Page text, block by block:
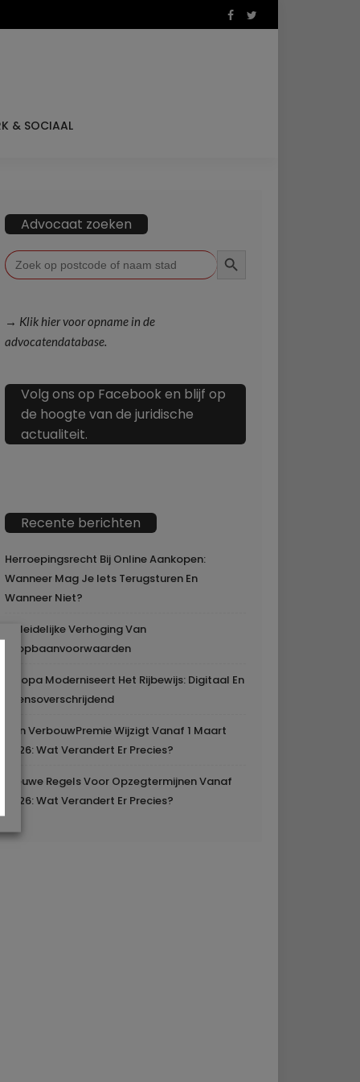
& SOCIAAL
Advocaat zoeken
Zoek
naar:
→ Klik hier voor opname in de
advocatendatabase.
Volg ons op Facebook en blijf op
de hoogte van de juridische
actualiteit.
Recente berichten
Herroepingsrecht Bij Online Aankopen:
Wanneer Mag Je Iets Terugsturen En
Wanneer Niet?
Geleidelijke Verhoging Van
Loopbaanvoorwaarden
Europa Moderniseert Het Rijbewijs: Digitaal En
Grensoverschrijdend
Mijn VerbouwPremie Wijzigt Vanaf 1 Maart
2026: Wat Verandert Er Precies?
Nieuwe Regels Voor Opzegtermijnen Vanaf
2026: Wat Verandert Er Precies?